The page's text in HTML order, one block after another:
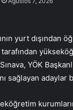
yurt dışından
tarafından
YÖK
sağlayan adaylar